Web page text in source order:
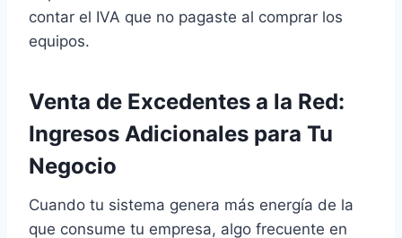
contar el IVA que no pagaste al comprar los
equipos.
Venta de Excedentes a la Red:
Ingresos Adicionales para Tu
Negocio
Cuando tu sistema genera más energía de la
que consume tu empresa, algo frecuente en